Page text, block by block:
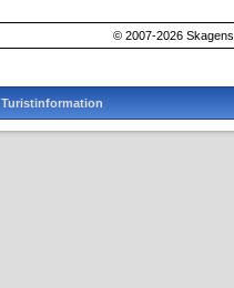
© 2007-2026
Turistinformation